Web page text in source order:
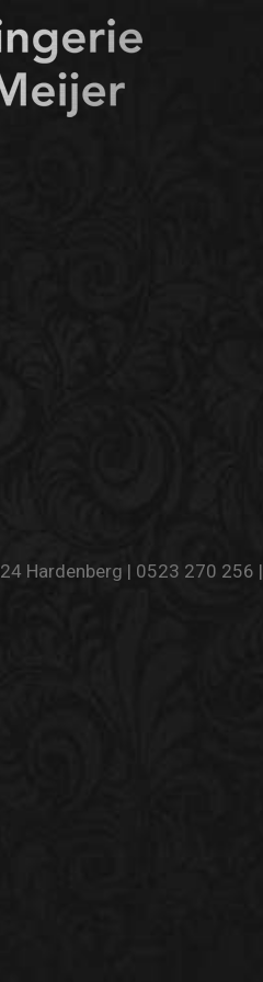
Hardenberg | 0523 270 256 |